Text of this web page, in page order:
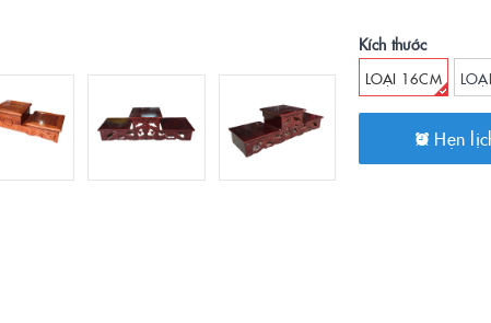
Kích thước
LOẠI 16CM
Hẹn